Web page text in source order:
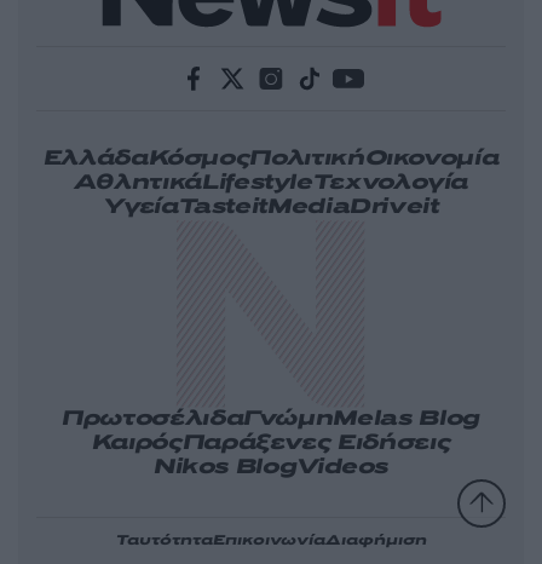
ΕλλάδαΚόσμοςΠολιτικήΟικονομία
ΑθλητικάLifestyleΤεχνολογία
ΥγείαTasteitMediaDriveit
ΠρωτοσέλιδαΓνώμηMelas Blog
ΚαιρόςΠαράξενες Ειδήσεις
Nikos BlogVideos
ΤαυτότηταΕπικοινωνίαΔιαφήμιση